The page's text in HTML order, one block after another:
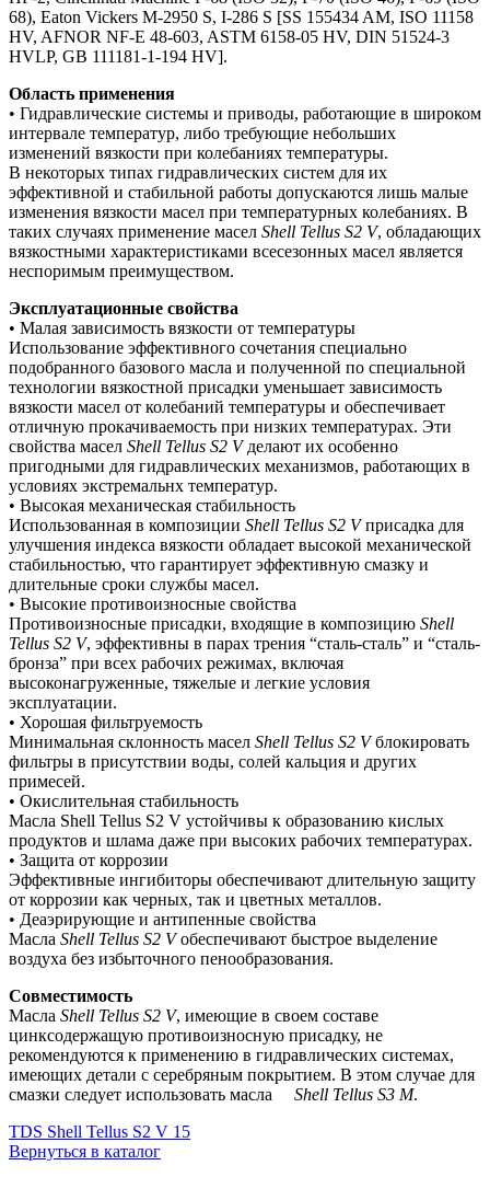
68), Eaton Vickers M-2950 S, I-286 S [SS 155434 AM, ISO 11158
HV, AFNOR NF-E 48-603, ASTM 6158-05 HV, DIN 51524-3
HVLP, GB 111181-1-194 HV].
Область применения
• Гидравлические системы и приводы, работающие в широком
интервале температур, либо требующие небольших
изменений вязкости при колебаниях температуры.
В некоторых типах гидравлических систем для их
эффективной и стабильной работы допускаются лишь малые
изменения вязкости масел при температурных колебаниях. В
таких случаях применение масел Shell Tellus S2 V, обладающих
вязкостными характеристиками всесезонных масел является
неспоримым преимуществом.
Эксплуатационные свойства
• Малая зависимость вязкости от температуры
Использование эффективного сочетания специально
подобранного базового масла и полученной по специальной
технологии вязкостной присадки уменьшает зависимость
вязкости масел от колебаний температуры и обеспечивает
отличную прокачиваемость при низких температурах. Эти
свойства масел Shell Tellus S2 Vделают их особенно
пригодными для гидравлических механизмов, работающих в
условиях экстремальнх температур.
• Высокая механическая стабильность
Использованная в композиции Shell Tellus S2 Vприсадка для
улучшения индекса вязкости обладает высокой механической
стабильностью, что гарантирует эффективную смазку и
длительные сроки службы масел.
• Высокие противоизносные свойства
Противоизносные присадки, входящие в композицию Shell
Tellus S2 V, эффективны в парах трения “сталь-сталь” и “сталь-
бронза” при всех рабочих режимах, включая
высоконагруженные, тяжелые и легкие условия
эксплуатации.
• Хорошая фильтруемость
Минимальная склонность масел Shell Tellus S2 Vблокировать
фильтры в присутствии воды, солей кальция и других
примесей.
• Окислительная стабильность
Масла Shell Tellus S2 V устойчивы к образованию кислых
продуктов и шлама даже при высоких рабочих температурах.
• Защита от коррозии
Эффективные ингибиторы обеспечивают длительную защиту
от коррозии как черных, так и цветных металлов.
• Деаэрирующие и антипенные свойства
Масла Shell Tellus S2 Vобеспечивают быстрое выделение
воздуха без избыточного пенообразования.
Совместимость
Масла Shell Tellus S2 V, имеющие в своем составе
цинксодержащую противоизносную присадку, не
рекомендуются к применению в гидравлических системах,
имеющих детали с серебряным покрытием. В этом случае для
смазки следует использовать масла Shell Tellus S3 M.
TDS Shell Tellus S2 V 15
Вернуться в каталог